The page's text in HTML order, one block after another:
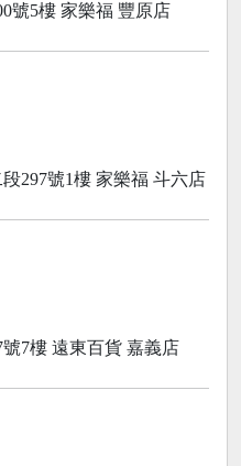
號5樓 家樂福 豐原店
297號1樓 家樂福 斗六店
7樓 遠東百貨 嘉義店